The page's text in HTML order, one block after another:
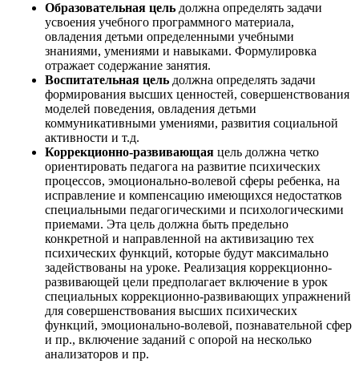
Образовательная цель должна определять задачи
усвоения учебного программного материала,
овладения детьми определенными учебными
знаниями, умениями и навыками. Формулировка
отражает содержание занятия.
Воспитательная цель должна определять задачи
формирования высших ценностей, совершенствования
моделей поведения, овладения детьми
коммуникативными умениями, развития социальной
активности и т.д.
Коррекционно-развивающая цель должна четко
ориентировать педагога на развитие психических
процессов, эмоционально-волевой сферы ребенка, на
исправление и компенсацию имеющихся недостатков
специальными педагогическими и психологическими
приемами. Эта цель должна быть предельно
конкретной и направленной на активизацию тех
психических функций, которые будут максимально
задействованы на уроке. Реализация коррекционно-
развивающей цели предполагает включение в урок
специальных коррекционно-развивающих упражнений
для совершенствования высших психических
функций, эмоционально-волевой, познавательной сфер
и пр., включение заданий с опорой на несколько
анализаторов и пр.